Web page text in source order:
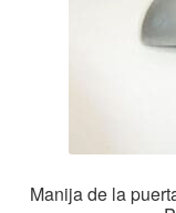
Manija de la